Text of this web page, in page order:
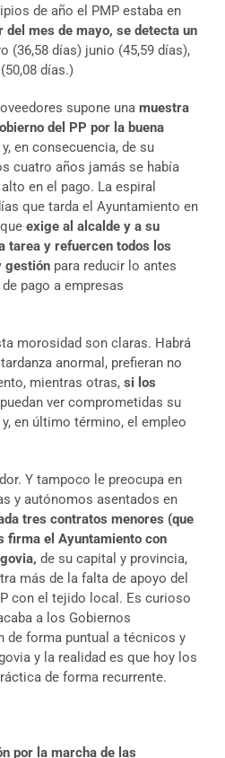
de año el PMP estaba en
del mes de mayo, se detecta un
(36,58 días) junio (45,59 días),
días.)
supone una muestra
del PP por la buena
y, en consecuencia, de su
cuatro años jamás se había
en el pago. La espiral
que tarda el Ayuntamiento en
exige al alcalde y a su
tarea y refuercen todos los
gestión para reducir lo antes
pago a empresas
morosidad son claras. Habrá
anormal, prefieran no
mientras otras, si los
ver comprometidas su
en último término, el empleo
Y tampoco le preocupa en
y autónomos asentados en
tres contratos menores (que
firma el Ayuntamiento con
de su capital y provincia,
más de la falta de apoyo del
con el tejido local. Es curioso
a los Gobiernos
de forma puntual a técnicos y
y la realidad es que hoy los
de forma recurrente.
por la marcha de las